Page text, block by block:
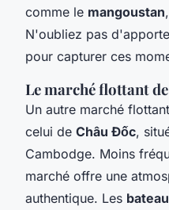
comme le mangoustan
N'oubliez pas
pour capturer ces
Le marché flottant
Un autre marché
celui de Châu Đốc,
Cambodge. Moins
marché offre une
authentique. Les